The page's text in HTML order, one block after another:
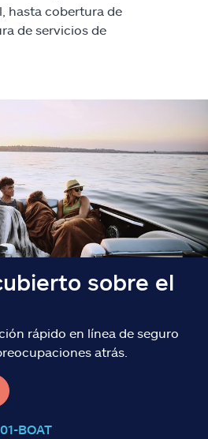
hasta cobertura de
de servicios de
sobre el
rápido en línea de seguro
atrás.
BOAT